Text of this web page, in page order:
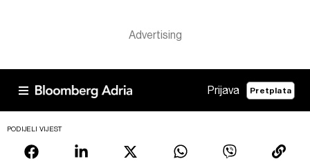
Prijava Pretplata
PODIJELI VIJEST